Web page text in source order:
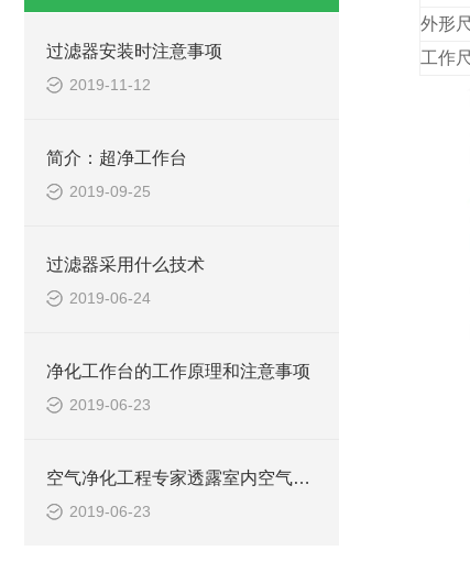
过滤器安装时注意事项
2019-11-12
简介：超净工作台
2019-09-25
过滤器采用什么技术
2019-06-24
净化工作台的工作原理和注意事项
2019-06-23
空气净化工程专家透露室内空气污染的几大因素
2019-06-23
外
工